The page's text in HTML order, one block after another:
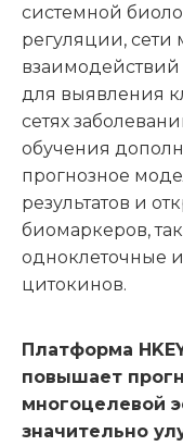
системной
регуляции, сети
взаимодействий
для выявления
сетях
обучения
прогнозное
результатов и
биомаркеров,
одноклеточные
цитокинов.
Платформа
повышает
многоцелевой
значительно